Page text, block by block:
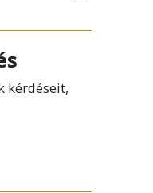
kérdéseit,